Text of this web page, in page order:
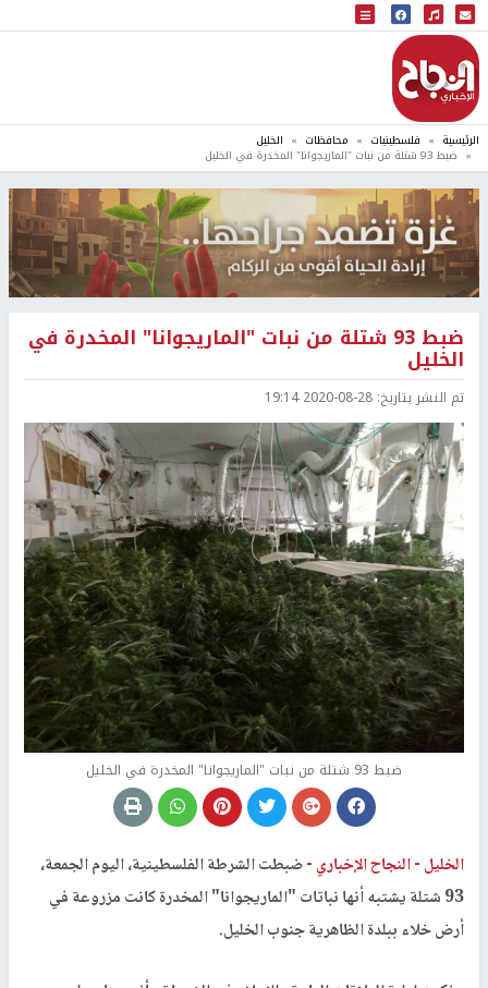
البث المباشر
إذاعة النجاح
الرئيسية فلسطينيات محافظات الخليل
ضبط 93 شتلة من نبات "الماريجوانا" المخدرة في الخليل
ضبط 93 شتلة من نبات "الماريجوانا" المخدرة في
الخليل
تم النشر بتاريخ: 2020-08-28 19:14
ضبط 93 شتلة من نبات "الماريجوانا" المخدرة في الخليل
الخليل -النجاح الإخباري -ضبطت الشرطة الفلسطينية، اليوم الجمعة،
93 شتلة يشتبه أنها نباتات "الماريجوانا" المخدرة كانت مزروعة في
أرض خلاء ببلدة الظاهرية جنوب الخليل.